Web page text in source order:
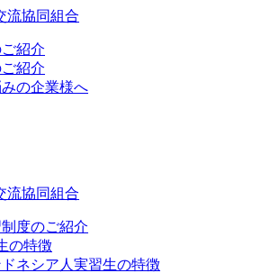
紹介
紹介
の企業様へ
度のご紹介
の特徴
ネシア人実習生の特徴